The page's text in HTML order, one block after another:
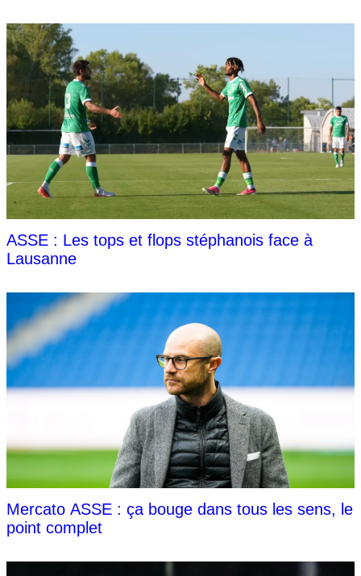
ASSE : Les tops et flops stéphanois face à
Lausanne
Mercato ASSE : ça bouge dans tous les sens, le
point complet